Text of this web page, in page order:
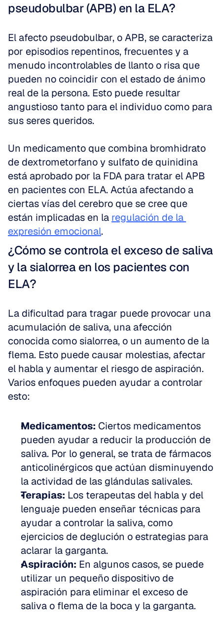
pseudobulbar (APB) en la ELA?
El afecto pseudobulbar, o APB, se caracteriza
por episodios repentinos, frecuentes y a
menudo incontrolables de llanto o risa que
pueden no coincidir con el estado de ánimo
real de la persona. Esto puede resultar
angustioso tanto para el individuo como para
sus seres queridos.
Un medicamento que combina bromhidrato
de dextrometorfano y sulfato de quinidina
está aprobado por la FDA para tratar el APB
en pacientes con ELA. Actúa afectando a
ciertas vías del cerebro que se cree que
están implicadas en la regulación de la
expresión emocional.
¿Cómo se controla el exceso de saliva
y la sialorrea en los pacientes con
ELA?
La dificultad para tragar puede provocar una
acumulación de saliva, una afección
conocida como sialorrea, o un aumento de la
flema. Esto puede causar molestias, afectar
el habla y aumentar el riesgo de aspiración.
Varios enfoques pueden ayudar a controlar
esto:
Medicamentos: Ciertos medicamentos
pueden ayudar a reducir la producción de
saliva. Por lo general, se trata de fármacos
anticolinérgicos que actúan disminuyendo
la actividad de las glándulas salivales.
Terapias: Los terapeutas del habla y del
lenguaje pueden enseñar técnicas para
ayudar a controlar la saliva, como
ejercicios de deglución o estrategias para
aclarar la garganta.
Aspiración: En algunos casos, se puede
utilizar un pequeño dispositivo de
aspiración para eliminar el exceso de
saliva o flema de la boca y la garganta.